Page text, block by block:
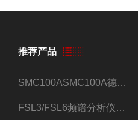
推荐产品
SMC100ASMC100A德国罗德与施瓦茨射频信号源
FSL3/FSL6频谱分析仪FSL3/FSL6罗德与施瓦茨